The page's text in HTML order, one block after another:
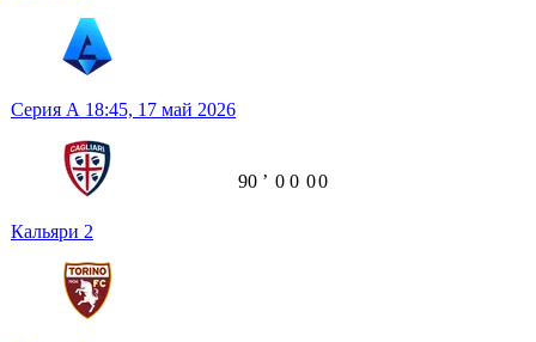
Серия А 18:45, 17 май 2026
Кальяри 2
90 ʼ 0 0 00